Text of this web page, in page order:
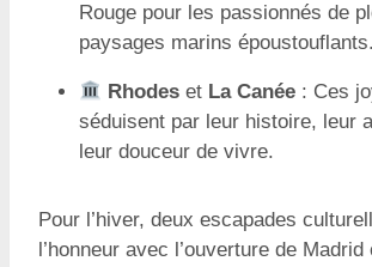
Rouge pour les passionnés de
paysages marins époustouflants.
Rhodes et La Canée : Ces
séduisent par leur histoire, leur
leur douceur de vivre.
Pour l’hiver, deux escapades
l’honneur avec l’ouverture de